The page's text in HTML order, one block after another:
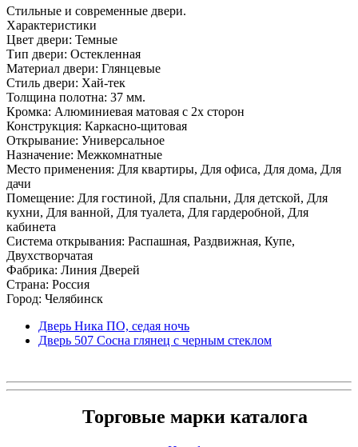
Стильные и современные двери.
Характеристики
Цвет двери: Темные
Тип двери: Остекленная
Материал двери: Глянцевые
Стиль двери: Хай-тек
Толщина полотна: 37 мм.
Кромка: Алюминиевая матовая с 2х сторон
Конструкция: Каркасно-щитовая
Открывание: Универсальное
Назначение: Межкомнатные
Место применения: Для квартиры, Для офиса, Для дома, Для
дачи
Помещение: Для гостиной, Для спальни, Для детской, Для
кухни, Для ванной, Для туалета, Для гардеробной, Для
кабинета
Система открывания: Распашная, Раздвижная, Купе,
Двухстворчатая
Фабрика: Линия Дверей
Страна: Россия
Город: Челябинск
Дверь Ника ПО, седая ночь
Дверь 507 Сосна глянец с черным стеклом
Торговые марки каталога